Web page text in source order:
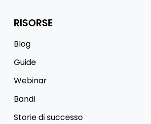
RISORSE
Blog
Guide
Webinar
Bandi
Storie di successo